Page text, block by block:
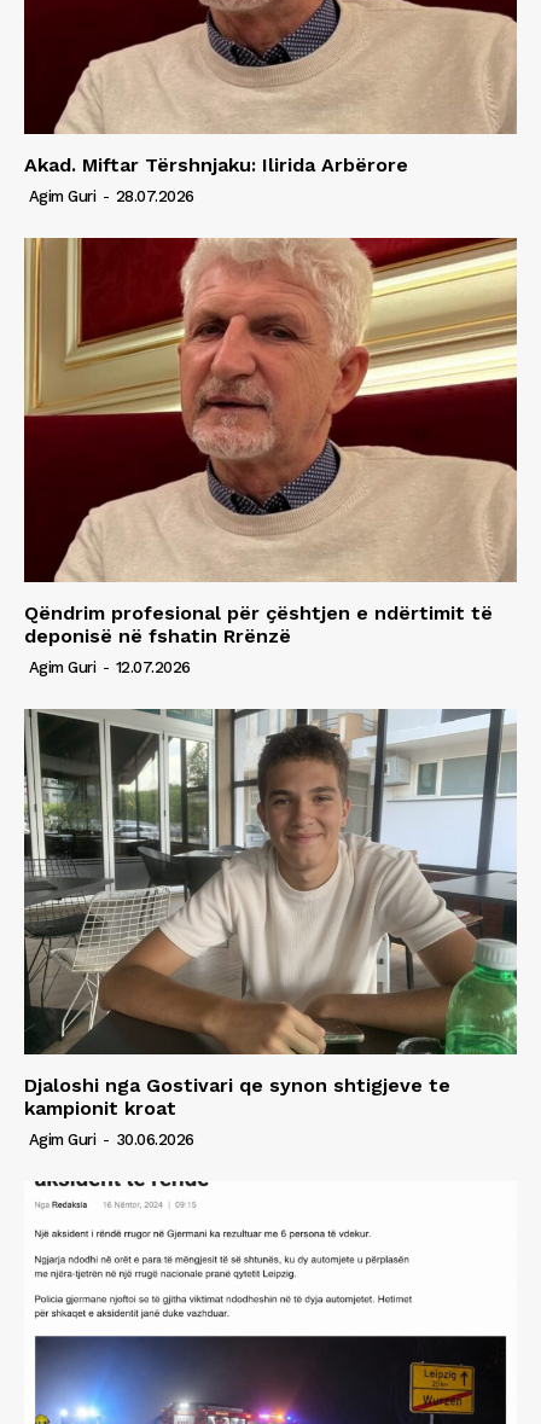
Akad. Miftar Tërshnjaku: Ilirida Arbërore
Agim Guri - 28.07.2026
Qëndrim profesional për çështjen e ndërtimit të
deponisë në fshatin Rrënzë
Agim Guri - 12.07.2026
Djaloshi nga Gostivari qe synon shtigjeve te
kampionit kroat
Agim Guri - 30.06.2026